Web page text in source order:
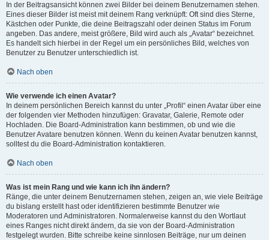
In der Beitragsansicht können zwei Bilder bei deinem Benutzernamen stehen.
Eines dieser Bilder ist meist mit deinem Rang verknüpft: Oft sind dies Sterne,
Kästchen oder Punkte, die deine Beitragszahl oder deinen Status im Forum
angeben. Das andere, meist größere, Bild wird auch als „Avatar“ bezeichnet.
Es handelt sich hierbei in der Regel um ein persönliches Bild, welches von
Benutzer zu Benutzer unterschiedlich ist.
Nach oben
Wie verwende ich einen Avatar?
In deinem persönlichen Bereich kannst du unter „Profil“ einen Avatar über eine
der folgenden vier Methoden hinzufügen: Gravatar, Galerie, Remote oder
Hochladen. Die Board-Administration kann bestimmen, ob und wie die
Benutzer Avatare benutzen können. Wenn du keinen Avatar benutzen kannst,
solltest du die Board-Administration kontaktieren.
Nach oben
Was ist mein Rang und wie kann ich ihn ändern?
Ränge, die unter deinem Benutzernamen stehen, zeigen an, wie viele Beiträge
du bislang erstellt hast oder identifizieren bestimmte Benutzer wie
Moderatoren und Administratoren. Normalerweise kannst du den Wortlaut
eines Ranges nicht direkt ändern, da sie von der Board-Administration
festgelegt wurden. Bitte schreibe keine sinnlosen Beiträge, nur um deinen